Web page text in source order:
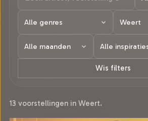
Wis filters
13 voorstellingen in Weert.